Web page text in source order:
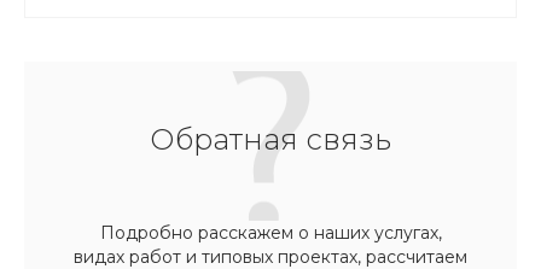
Обратная связь
Подробно расскажем о наших услугах,
видах работ и типовых проектах, рассчитаем